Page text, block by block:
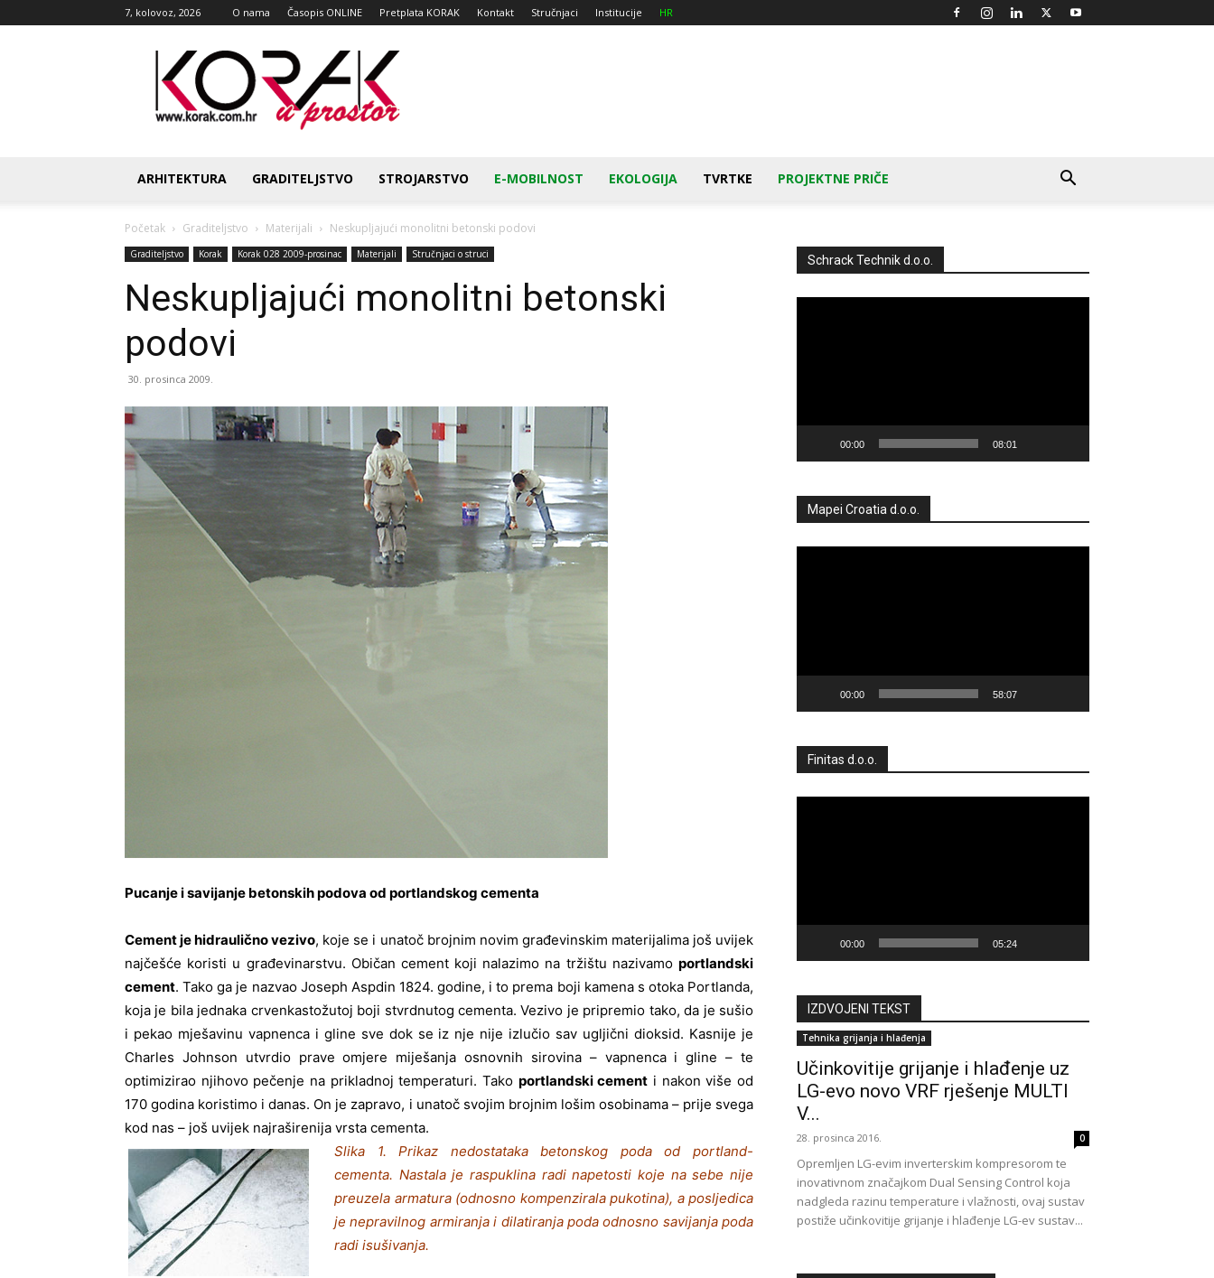
7, kolovoz, 2026 O nama Časopis ONLINE Pretplata KORAK Kontakt Stručnjaci Institucije HR
Korak
u
prostor
ARHITEKTURA GRADITELJSTVO STROJARSTVO E-MOBILNOST EKOLOGIJA TVRTKE PROJEKTNE PRIČE
Početak Graditeljstvo Materijali Neskupljajući monolitni betonski podovi
Graditeljstvo Korak Korak 028 2009-prosinac Materijali Stručnjaci o struci
Neskupljajući monolitni betonski
podovi
30. prosinca 2009.
Pucanje i savijanje betonskih podova od portlandskog cementa
Cement je hidraulično vezivo, koje se i unatoč brojnim novim građevinskim materijalima još uvijek
najčešće koristi u građevinarstvu. Običan cement koji nalazimo na tržištu nazivamo portlandski
cement. Tako ga je nazvao Joseph Aspdin 1824. godine, i to prema boji kamena s otoka Portlanda,
koja je bila jednaka crvenkastožutoj boji stvrdnutog cementa. Vezivo je pripremio tako, da je sušio
i pekao mješavinu vapnenca i gline sve dok se iz nje nije izlučio sav ugljični dioksid. Kasnije je
Charles Johnson utvrdio prave omjere miješanja osnovnih sirovina – vapnenca i gline – te
optimizirao njihovo pečenje na prikladnoj temperaturi. Tako portlandski cement i nakon više od
170 godina koristimo i danas. On je zapravo, i unatoč svojim brojnim lošim osobinama – prije svega
kod nas – još uvijek najraširenija vrsta cementa.
Slika 1. Prikaz nedostataka betonskog poda od portland-
cementa. Nastala je raspuklina radi napetosti koje na sebe nije
preuzela armatura (odnosno kompenzirala pukotina), a posljedica
je nepravilnog armiranja i dilatiranja poda odnosno savijanja poda
radi isušivanja.
Schrack Technik d.o.o.
00:00 08:01
Mapei Croatia d.o.o.
00:00 58:07
Finitas d.o.o.
00:00 05:24
IZDVOJENI TEKST
Tehnika grijanja i hlađenja
Učinkovitije grijanje i hlađenje uz
LG-evo novo VRF rješenje MULTI
V...
28. prosinca 2016. 0
Opremljen LG-evim inverterskim kompresorom te
inovativnom značajkom Dual Sensing Control koja
nadgleda razinu temperature i vlažnosti, ovaj sustav
postiže učinkovitije grijanje i hlađenje LG-ev sustav...